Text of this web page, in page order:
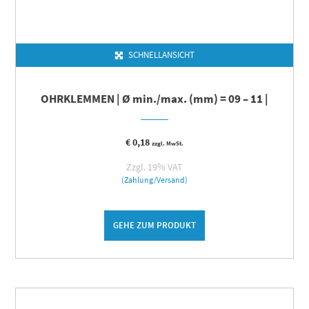
SCHNELLANSICHT
OHRKLEMMEN | Ø min./max. (mm) = 09 – 11 |
€0,18 zzgl. MwSt.
Zzgl. 19% VAT
(Zahlung/Versand)
GEHE ZUM PRODUKT